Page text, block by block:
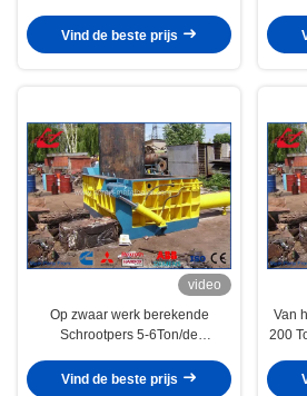
Capaciteits Op zwaar werk
berekende Schroot
Vind de beste prijs
video
Op zwaar werk berekende
Schrootpers 5-6Ton/de
Hooipers 500x600mm Baal
Vind de beste prijs
Van
200